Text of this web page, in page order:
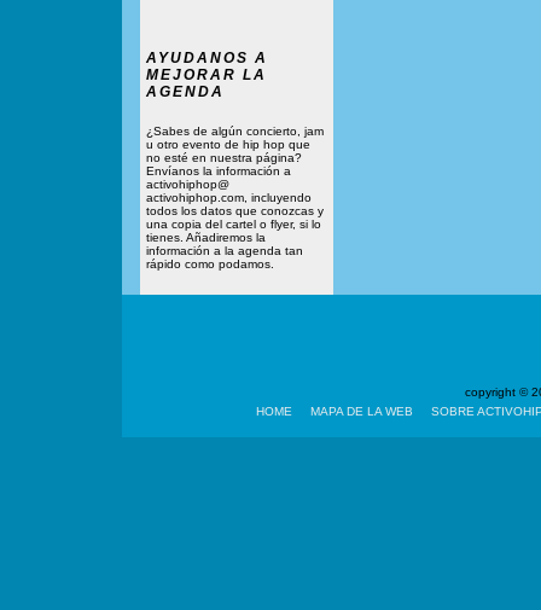
AYUDANOS A
MEJORAR LA
AGENDA
¿Sabes de algún concierto, jam
u otro evento de hip hop que
no esté en nuestra página?
Envíanos la información a
activohiphop@
activohiphop.com, incluyendo
todos los datos que conozcas y
una copia del cartel o flyer, si lo
tienes. Añadiremos la
información a la agenda tan
rápido como podamos.
copyright ©
HOME
MAPA DE LA WEB SOBRE